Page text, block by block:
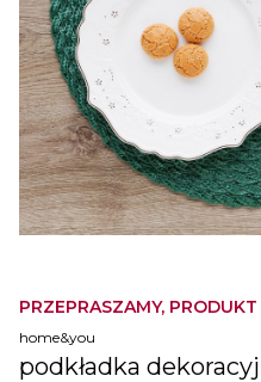
PRZEPRASZAMY,
home&you
podkładka